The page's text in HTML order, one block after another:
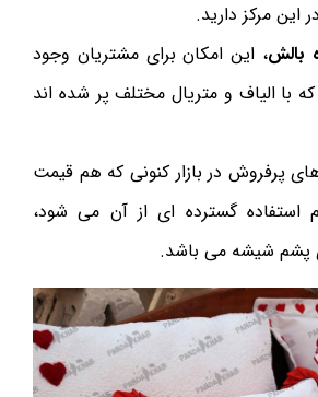
این مرکز دارید.
بالش، این امکان برای مشتریان وجود
با الیاف و متریال مختلف پر شده اند
پرفروش در بازار کنونی که هم قیمت
استفاده گسترده ای از آن می شود،
پشم شیشه می باشد.